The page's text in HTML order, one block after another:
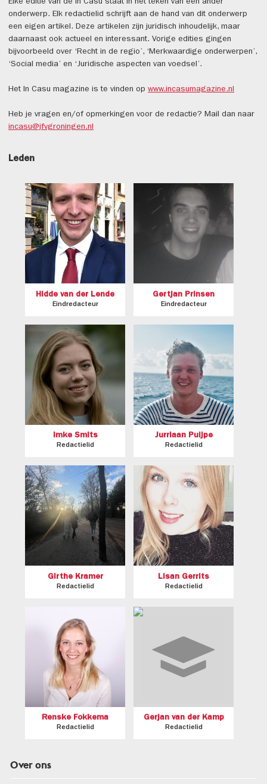
Over ons
Elke editie van de In Casu staat in het teken van een ander
onderwerp. Elk redactielid schrijft aan de hand van dit onderwerp
een eigen artikel. Deze artikelen zijn juridisch inhoudelijk, maar
daarnaast ook actueel en interessant. Vorige edities gingen
bijvoorbeeld over ‘Recht in de regio’, ‘Merkwaardige onderwerpen’,
‘Social media’ en ‘Juridische aspecten van voedsel’.
Het In Casu magazine is te vinden op www.incasumagazine.nl
Heb je vragen en/of opmerkingen voor de redactie? Mail dan naar
incasu@jfvgroningen.nl
Leden
Hidde van der Lende
Eindredacteur
Gertjan Prinsen
Eindredacteur
Imke Smits
Redactielid
Jurriaan Puijpe
Redactielid
Girthe Kramer
Redactielid
Lisan Gerrits
Redactielid
Renske Fokkema
Redactielid
Gerjan van der Kamp
Redactielid